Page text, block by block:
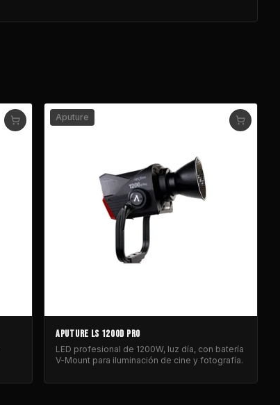
Aputure
APUTURE LS 1200D PRO
LED profesional de 1200W, luz día, con batería
V-Mount para iluminación de cine y fotografía.